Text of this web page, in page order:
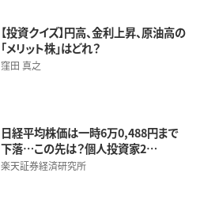
【投資クイズ】円高、金利上昇、原油高の
「メリット株」はどれ？
窪田 真之
日経平均株価は一時6万0,488円まで
下落…この先は？個人投資家2…
楽天証券経済研究所